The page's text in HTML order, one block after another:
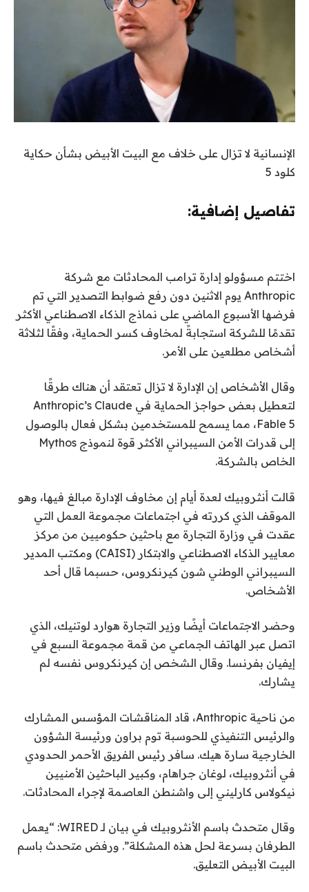
الإنسانية لا تزال على خلاف مع البيت الأبيض بشأن حكاية
كلود 5
تفاصيل إضافية:
اختتم مسؤولو إدارة ترامب المحادثات مع شركة
Anthropic يوم الاثنين دون رفع ضوابط التصدير التي تم
فرضها الأسبوع الماضي على نماذج الذكاء الاصطناعي الأكثر
تقدمًا للشركة استجابةً لمخاوف كسر الحماية، وفقًا لثلاثة
أشخاص مطلعين على الأمر.
وقال الأشخاص إن الإدارة لا تزال تعتقد أن هناك طرقًا
لتعطيل بعض حواجز الحماية في Anthropic’s Claude
Fable 5، مما يسمح للمستخدمين بشكل فعال بالوصول
إلى قدرات الأمن السيبراني الأكثر قوة لنموذج Mythos
الخاص بالشركة.
قالت أنثروبيك لعدة أيام إن مخاوف الإدارة مبالغ فيها، وهو
الموقف الذي كررته في اجتماعات مجموعة العمل التي
عقدت في وزارة التجارة مع باحثين حكوميين من مركز
معايير الذكاء الاصطناعي والابتكار (CAISI) ومكتب المدير
السيبراني الوطني شون كيرنكروس، حسبما قال أحد
الأشخاص.
وحضر الاجتماعات أيضًا وزير التجارة هوارد لوتنيك، الذي
اتصل عبر الهاتف الجماعي من قمة مجموعة السبع في
إيفيان بفرنسا. وقال الشخص إن كيرنكروس نفسه لم
يشارك.
من ناحية Anthropic، قاد المناقشات المؤسس المشارك
والرئيس التنفيذي للحوسبة توم براون ورئيسة الشؤون
الخارجية سارة هيك. سافر رئيس الفريق الأحمر الحدودي
في أنثروبيك، لوغان جراهام، وكبير الباحثين الأمنيين
نيكولاس كارليني إلى واشنطن العاصمة لإجراء المحادثات.
وقال متحدث باسم الأنثروبيك في بيان لـ WIRED: “يعمل
الطرفان بسرعة لحل هذه المشكلة”. ورفض متحدث باسم
البيت الأبيض التعليق.